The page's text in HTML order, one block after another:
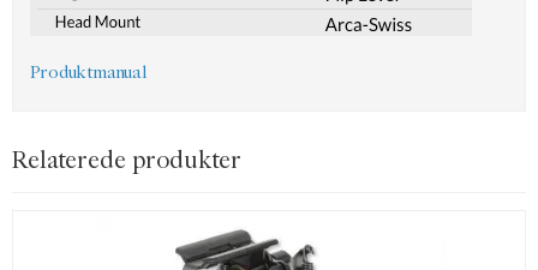
Produktmanual
Relaterede produkter